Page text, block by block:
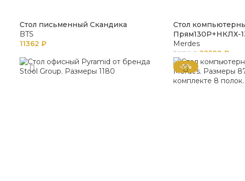
Стол письменный Скандика
BTS
11362 ₽
Стол
Прям130Р+НКЛХ-
Merdes
30120 ₽ 22590 ₽
-5%